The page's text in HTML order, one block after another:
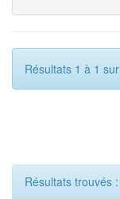
Résultats 1 à 1
Résultats trouvés